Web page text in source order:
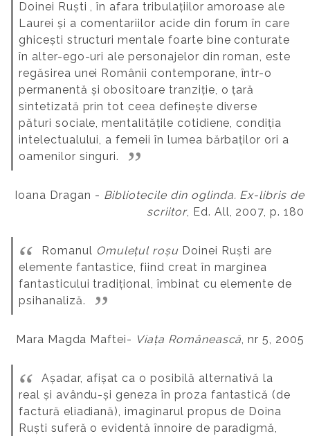
Doinei Ruști , în afara tribulațiilor amoroase ale
Laurei și a comentariilor acide din forum în care
ghicești structuri mentale foarte bine conturate
în alter-ego-uri ale personajelor din roman, este
regăsirea unei Românii contemporane, într-o
permanentă și obositoare tranziție, o țară
sintetizată prin tot ceea definește diverse
pături sociale, mentalitățile cotidiene, condiția
intelectualului, a femeii în lumea bărbaților ori a
oamenilor singuri.
Ioana Dragan - Bibliotecile din oglinda. Ex-libris de
scriitor, Ed. All, 2007, p. 180
Romanul Omulețul roșu Doinei Ruști are
elemente fantastice, fiind creat în marginea
fantasticului tradițional, îmbinat cu elemente de
psihanaliză.
Mara Magda Maftei- Viața Românească, nr 5, 2005
Așadar, afișat ca o posibilă alternativă la
real și avându-și geneza în proza fantastică (de
factură eliadiană), imaginarul propus de Doina
Ruști suferă o evidentă înnoire de paradigmă,